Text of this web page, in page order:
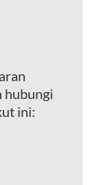
hubungi
ini: